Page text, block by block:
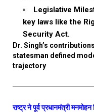
Legislative
key laws like the
Security Act.
Dr. Singh’s
statesman defined
trajectory
राष्ट्र ने पूर्व प्रधानमंत्री